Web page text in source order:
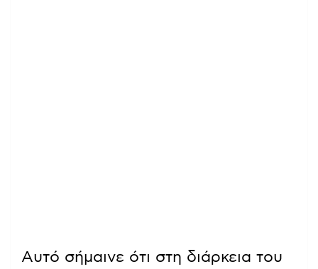
Αυτό σήμαινε ότι στη διάρκεια του